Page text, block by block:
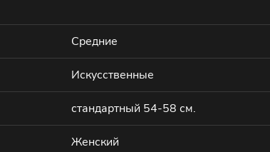
Средние
Искусственные
стандартный 54-58 см.
Женский